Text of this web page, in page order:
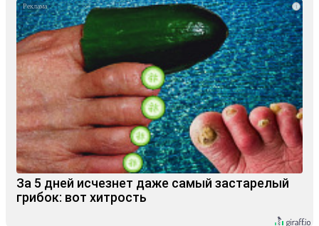
i
За 5 дней исчезнет даже самый застарелый
грибок: вот хитрость